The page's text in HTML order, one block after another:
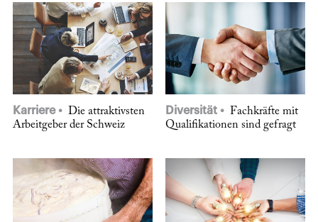
Karriere
Die attraktivsten
Arbeitgeber der Schweiz
Diversität
Fachkräfte mit
Qualifikationen sind gefragt